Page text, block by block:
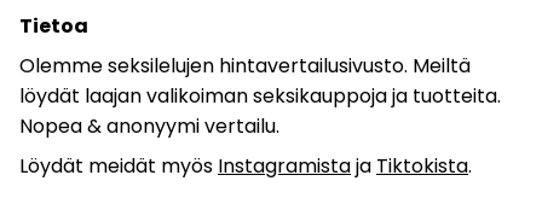
Tietoa
Olemme seksilelujen hintavertailusivusto. Meiltä
löydät laajan valikoiman seksikauppoja ja tuotteita.
Nopea & anonyymi vertailu.
Löydät meidät myös Instagramistaja Tiktokista.